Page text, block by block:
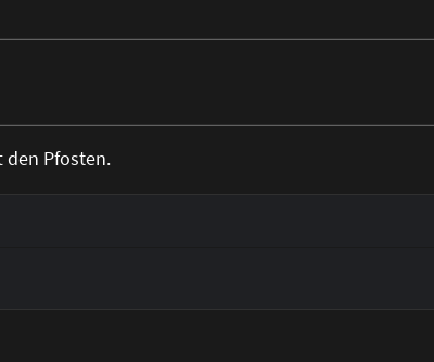
den Pfosten.